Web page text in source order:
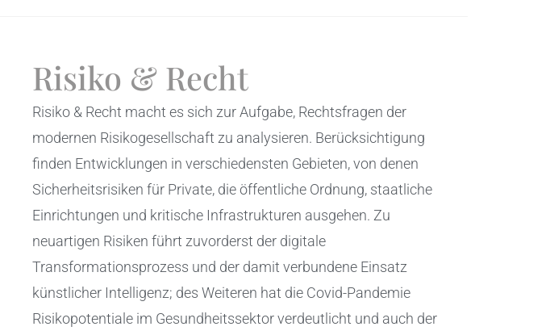
Risiko & Recht
Risiko & Recht macht es sich zur Aufgabe, Rechtsfragen der
modernen Risikogesellschaft zu analysieren. Berücksichtigung
finden Entwicklungen in verschiedensten Gebieten, von denen
Sicherheitsrisiken für Private, die öffentliche Ordnung, staatliche
Einrichtungen und kritische Infrastrukturen ausgehen. Zu
neuartigen Risiken führt zuvorderst der digitale
Transformationsprozess und der damit verbundene Einsatz
künstlicher Intelligenz; des Weiteren hat die Covid-Pandemie
Risikopotentiale im Gesundheitssektor verdeutlicht und auch der